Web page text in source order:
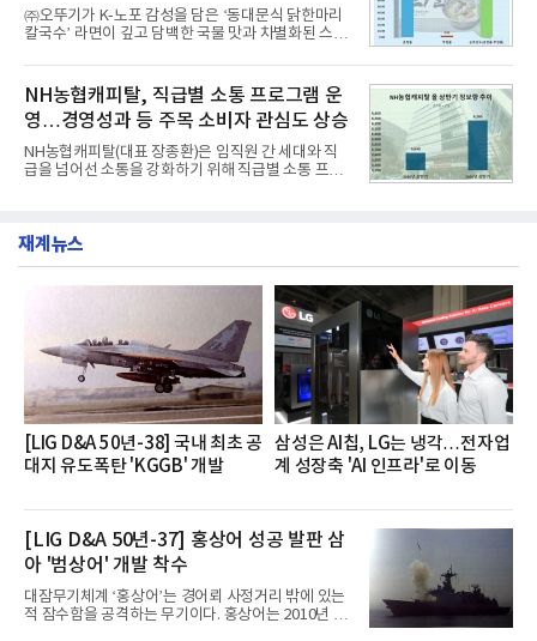
행 완성도 ▲첨단 편의 및 디지털 사양 적용 등을 통해
글로벌 준중형 세단의 새로운 기준을 세웠다.아반떼
는 가솔린 2.0과 1.6 하이브리드 두 가지 파워트레인
넘
㈜오뚜기가 K-노포 감성을 담은 ‘동대문식 닭한마리
칼국수’ 라면이 깊고 담백한 국물 맛과 차별화된 스토
혔다.‘동대문식 닭한마리 칼국수’는 예상을 뛰어넘는
소비자 호응에 힘입어 지난 7월 13일 첫 선을 보인 지
단 18일 만에 누적 판매량 50만 개를 돌파하는 성과를
거두었다.이번 신제품은 개발진이 전국의 닭한마리
전문점을 직접 찾아 다니며 최적의 육수 비율을 완성
했다. 자극적이지 않으면서도 깊은 닭육수에 마늘의
개운한 풍미를 더했으며, 국물이 잘 배어들면서도 쫄
서도
NH농협캐피탈, 직급별 소통 프로그램 운
영…경영성과 등 주목 소비자 관심도 상승
NH농협캐피탈(대표 장종환)은 임직원 간 세대와 직
급을 넘어선 소통을 강화하기 위해 직급별 소통 프로
영지원부 홍보팀과 2026년 새로이(e)＊가 공동 주관
쳐 진행됐다.참고로 새로이(e)는 NH농협캐피탈 MZ
세대들로(과장~계장) 구성된 자율 참여조직으로, 조
직문화 혁신과 업무 효율성 향상을 위한 다양한 활동
을 추진하며,새로운 변화와 이로운 영향력을 조직전
반에 전파하는 역할
재계뉴스
[LIG D&A 50년-38] 국내 최초 공
대지 유도폭탄 'KGGB' 개발
삼성은 AI칩, LG는 냉각…전자업
계 성장축 'AI 인프라'로 이동
[LIG D&A 50년-37] 홍상어 성공 발판 삼
아 '범상어' 개발 착수
대잠무기체계 ‘홍상어’는 경어뢰 사정거리 밖에 있는
적 잠수함을 공격하는 무기이다. 홍상어는 2010년 넥